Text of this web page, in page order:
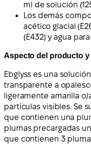
ml de solución
Los demás
acético glacial
(E432) y agua
Aspecto del producto
Ebglyss es una
transparente a
ligeramente amarilla
partículas visibles. Se
que contienen una
plumas precargadas
que contienen 3